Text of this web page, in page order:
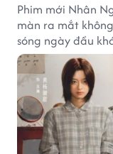
Phim mới Nhân
màn ra mắt
sóng ngày đầu